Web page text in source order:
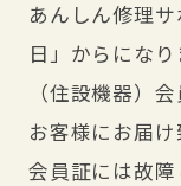
あんしん修理
日」からにな
（住設機器）
お客様にお届け
会員証には故